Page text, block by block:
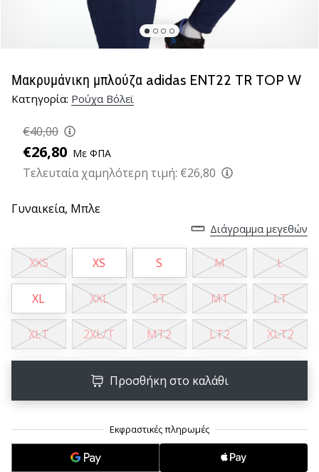
βόλεϊ
όπως
Ελάτε
μαζί
ως
της
11. 8. 2022
9 λεπτά ανάγνωσης
Weplayvolleyball
Πρόγραμμα
Έχετε
δικό
σας
ιστότοπο,
Μακρυμάνικη μπλούζα adidas ENT22 TR TOP W
Κατηγορία: Ρούχα Βόλεϊ
€40,00
€26,80 Με ΦΠΑ
Τελευταία χαμηλότερη τιμή: €26,80
Γυναικεία, Μπλε
Διάγραμμα μεγεθών
XXS XS S M L
XL XXL ST MT LT
XLT 2XL/T MT2 LT2 XLT2
Προσθήκη στο καλάθι